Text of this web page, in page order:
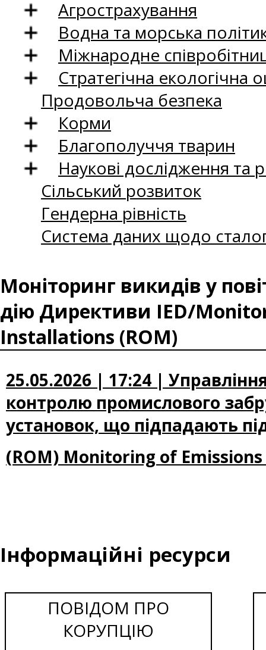
Агрострахування
Водна та морська
Міжнародне
Стратегічна екологічна
Продовольча безпека
Корми
Благополуччя тварин
Наукові дослідження та
Сільський розвиток
Гендерна рівність
Система даних щодо
Моніторинг викидів у
дію Директиви IED/
Installations (ROM)
25.05.2026 | 17:24 |
контролю промислового
установок, що підпадають
(ROM) Monitoring of
Інформаційні ресурси
ПОВІДОМ ПРО
КОРУПЦІЮ